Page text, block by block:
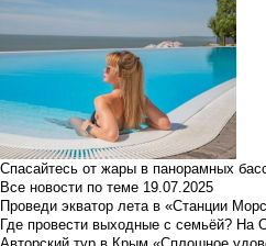
Спасайтесь от жары в панорамных
Все новости по теме 19.07.2025
Проведи экватор лета в «Станции
Где провести выходные с семьёй? На